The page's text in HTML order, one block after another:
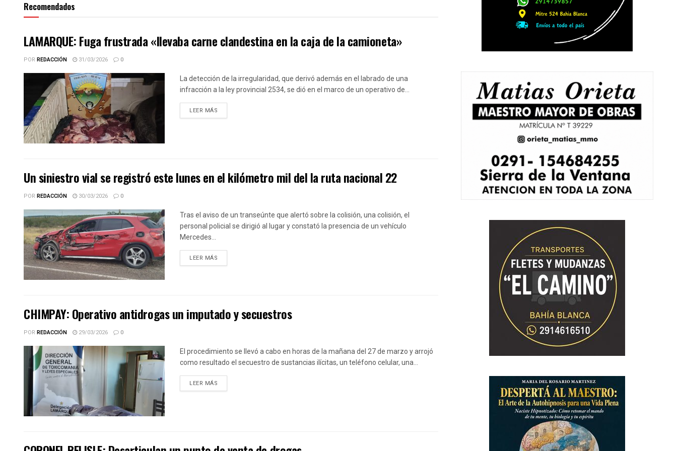
Recomendados
LAMARQUE: Fuga frustrada «llevaba carne clandestina en la caja de la camioneta»
POR REDACCIÓN 31/03/2026 0
La detección de la irregularidad, que derivó además en el labrado de una
infracción a la ley provincial 2534, se dió en el marco de un operativo de...
LEER MÁS
Un siniestro vial se registró este lunes en el kilómetro mil del la ruta nacional 22
POR REDACCIÓN 30/03/2026 0
Tras el aviso de un transeúnte que alertó sobre la colisión, una colisión, el
personal policial se dirigió al lugar y constató la presencia de un vehículo
Mercedes...
LEER MÁS
CHIMPAY: Operativo antidrogas un imputado y secuestros
POR REDACCIÓN 29/03/2026 0
El procedimiento se llevó a cabo en horas de la mañana del 27 de marzo y arrojó
como resultado el secuestro de sustancias ilícitas, un teléfono celular, una...
LEER MÁS